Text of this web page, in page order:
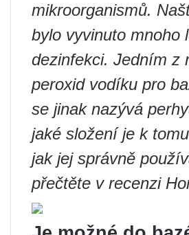
mikroorganismů.
bylo vyvinuto mnoho
dezinfekci. Jedním z
peroxid vodíku pro
se jinak nazývá
jaké složení je k
jak jej správně
přečtěte v recenzi